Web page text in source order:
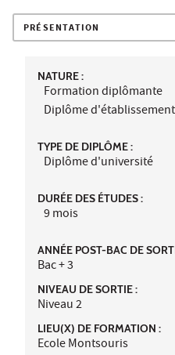
PRÉSENTATION
NATURE :
Formation diplômante
Diplôme
TYPE DE DIPLÔME :
Diplôme d'université
DURÉE DES ÉTUDES :
9 mois
ANNÉE POST-BAC DE
Bac + 3
NIVEAU DE SORTIE :
Niveau 2
LIEU(X) DE FORMATION :
Ecole Montsouris